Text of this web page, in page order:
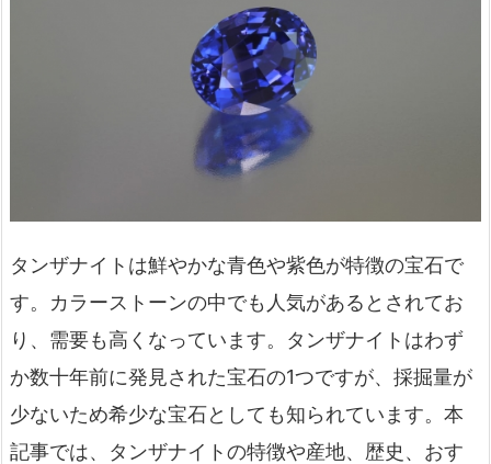
タンザナイトは鮮やかな青色や紫色が特徴の宝石で
す。カラーストーンの中でも人気があるとされてお
り、需要も高くなっています。タンザナイトはわず
か数十年前に発見された宝石の1つですが、採掘量が
少ないため希少な宝石としても知られています。本
記事では、タンザナイトの特徴や産地、歴史、おす